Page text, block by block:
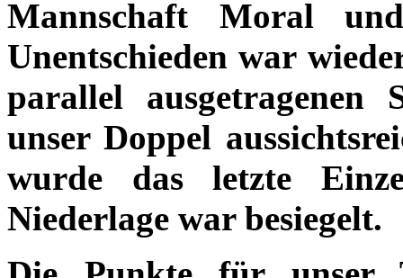
Mannschaft Moral
Unentschieden war
parallel ausgetragenen
unser Doppel
wurde das letzte
Niederlage war besiegelt.